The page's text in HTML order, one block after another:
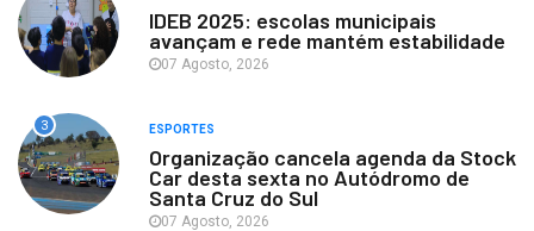
IDEB 2025: escolas municipais
avançam e rede mantém estabilidade
07 Agosto, 2026
3 ESPORTES
Organização cancela agenda da Stock
Car desta sexta no Autódromo de
Santa Cruz do Sul
07 Agosto, 2026